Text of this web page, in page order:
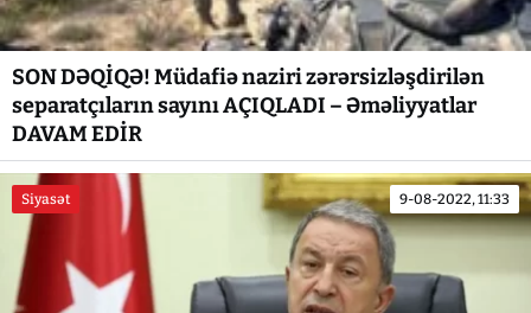
SON DƏQİQƏ! Müdafiə naziri zərərsizləşdirilən
separatçıların sayını AÇIQLADI – Əməliyyatlar
DAVAM EDİR
Siyasət 9-08-2022, 11:33